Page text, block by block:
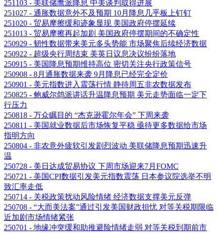
251103 - 美联储鹰派降息 中美谈判取得进展
251027 - 通胀数据意外不及预期 10月降息几乎板上钉钉
251020 - 贸易摩擦缓和迹象显现 美国政府停摆延续
251013 - 贸易摩擦再起加剧 美国政府停摆期间的不确定性
250929 - 韧性数据带来美元多头势能 市场聚焦后续经济数据
250922 - 超级央行周结束 美英日议息决议纷纷落地
250915 - 美国降息预期维持高位 密切关注央行政策信号
250908 - 8月通胀数据来袭 9月降息已经完全定价
250901 - 美元指数进入震荡行情 静待周五非农数据发布
250825 - 鲍威尔鸽派讲话升温降息预期 美元走势面临一定下
行压力
250818 - 万众瞩目的 “杰克逊霍尔年会” 下周来袭
250811 - 美国就业数据后市场恢复平稳 亟待更多数据给市场
指明方向
250804 - 非农意外疲软引发剧烈波动 美联储降息预期迅速升
温
250728 - 美日达成贸易协议 下周市场迎来7月FOMC
250721 - 美国CPI数据引发美元指数震荡 日本参议院选举不明
致汇率走低
250714 - 关税政策扰动风险情绪 经济数据支撑美元反弹
250708 - “大而美法案”通过引发美国财政担忧 对等关税期限临
近加剧市场情绪紧张
250701 - 地缘冲突缓和助推避险情绪走弱 对等关税到期前市